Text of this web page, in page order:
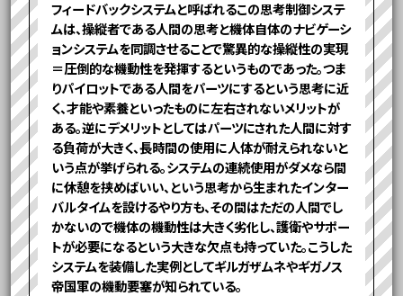
フィードバックシステムと呼ばれるこの思考制御システ
ムは、操縦者である人間の思考と機体自体のナビゲーシ
ョンシステムを同調させることで驚異的な操縦性の実現
＝圧倒的な機動性を発揮するというものであった。つま
りパイロットである人間をパーツにするという思考に近
く、才能や素養といったものに左右されないメリットが
ある。逆にデメリットとしてはパーツにされた人間に対す
る負荷が大きく、長時間の使用に人体が耐えられないと
いう点が挙げられる。システムの連続使用がダメなら間
に休憩を挟めばいい、という思考から生まれたインター
バルタイムを設けるやり方も、その間はただの人間でし
かないので機体の機動性は大きく劣化し、護衛やサポー
トが必要になるという大きな欠点も持っていた。こうした
システムを装備した実例としてギルガザムネやギガノス
帝国軍の機動要塞が知られている。